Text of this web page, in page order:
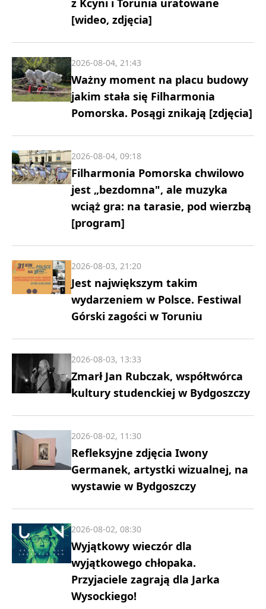
z Kcyni i Torunia uratowane
[wideo, zdjęcia]
Ważny moment na placu budowy
jakim stała się Filharmonia
Pomorska. Posągi znikają [zdjęcia]
2026-08-04, 21:43
Filharmonia Pomorska chwilowo
jest „bezdomna", ale muzyka
wciąż gra: na tarasie, pod wierzbą
[program]
2026-08-04, 09:18
Jest największym takim
wydarzeniem w Polsce. Festiwal
Górski zagości w Toruniu
2026-08-03, 21:20
Zmarł Jan Rubczak, współtwórca
kultury studenckiej w Bydgoszczy
2026-08-03, 13:33
Refleksyjne zdjęcia Iwony
Germanek, artystki wizualnej, na
wystawie w Bydgoszczy
2026-08-02, 11:30
Wyjątkowy wieczór dla
wyjątkowego chłopaka.
Przyjaciele zagrają dla Jarka
Wysockiego!
2026-08-02, 08:30